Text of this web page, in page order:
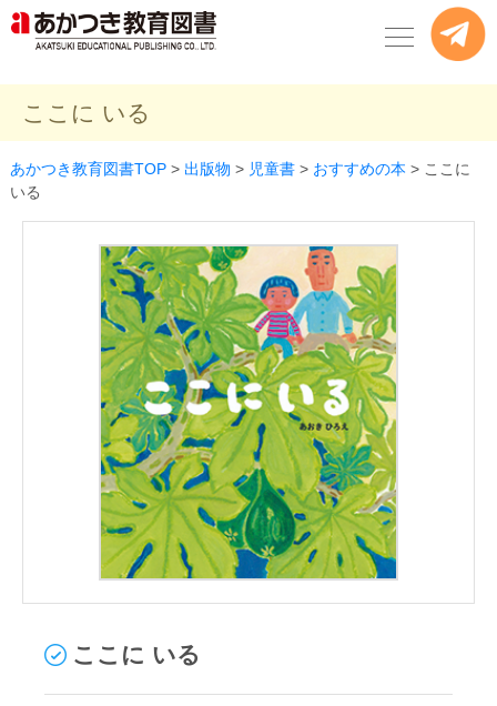
ここに いる
あかつき教育図書TOP> 出版物 > 児童書> おすすめの本 > ここに
いる
ここに いる